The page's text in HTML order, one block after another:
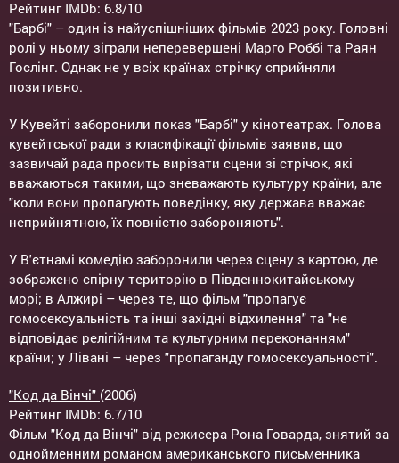
Рейтинг IMDb: 6.8/10
"Барбі" – один із найуспішніших фільмів 2023 року. Головні
ролі у ньому зіграли неперевершені Марго Роббі та Раян
Гослінг. Однак не у всіх країнах стрічку сприйняли
позитивно.
У Кувейті заборонили показ "Барбі" у кінотеатрах. Голова
кувейтської ради з класифікації фільмів заявив, що
зазвичай рада просить вирізати сцени зі стрічок, які
вважаються такими, що зневажають культуру країни, але
"коли вони пропагують поведінку, яку держава вважає
неприйнятною, їх повністю забороняють".
У В'єтнамі комедію заборонили через сцену з картою, де
зображено спірну територію в Південнокитайському
морі; в Алжирі – через те, що фільм "пропагує
гомосексуальність та інші західні відхилення" та "не
відповідає релігійним та культурним переконанням"
країни; у Лівані – через "пропаганду гомосексуальності".
"Код да Вінчі" (2006)
Рейтинг IMDb: 6.7/10
Фільм "Код да Вінчі" від режисера Рона Говарда, знятий за
однойменним романом американського письменника